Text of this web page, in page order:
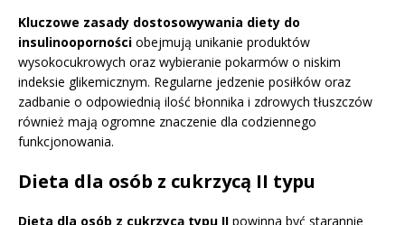
Kluczowe zasady dostosowywania diety do
insulinooporności obejmują unikanie produktów
wysokocukrowych oraz wybieranie pokarmów o niskim
indeksie glikemicznym. Regularne jedzenie posiłków oraz
zadbanie o odpowiednią ilość błonnika i zdrowych tłuszczów
również mają ogromne znaczenie dla codziennego
funkcjonowania.
Dieta dla osób z cukrzycą II typu
Dieta dla osób z cukrzycą typu II powinna być starannie